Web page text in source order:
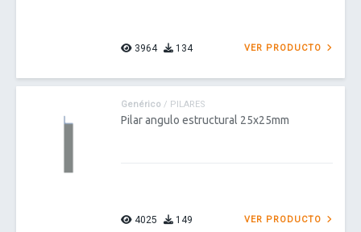
3964 134 VER PRODUCTO
Genérico / PILARES
Pilar angulo estructural 25x25mm
4025 149 VER PRODUCTO